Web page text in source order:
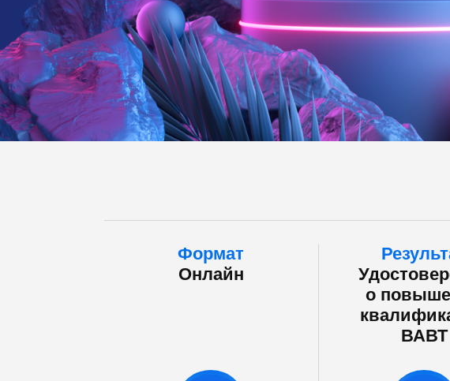
Формат
Онлайн
о
ВАВТ